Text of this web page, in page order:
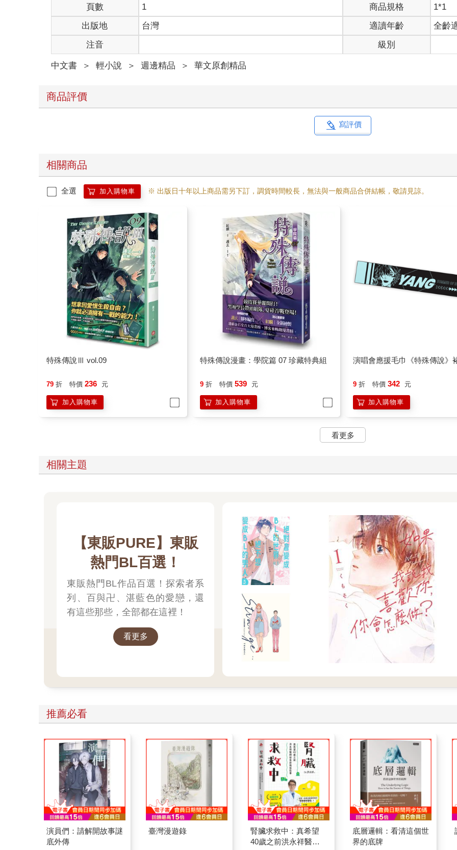
頁數
1 商品規格
1*1
出版地
台灣 適讀年齡
全齡
注音
級別
中文書 ＞ 輕小說 ＞ 週邊精品 ＞ 華文原創精品
商品評價
寫評價
相關商品
全選 加入購物車 ※ 出版日十年以上商品需另下訂，調貨時間較長，無法與一般商品合併結帳，敬請見諒。
特殊傳說Ⅲ vol.09
79 折 特價 236 元
加入購物車
特殊傳說漫畫：學院篇 07 珍藏特典組
9 折 特價 539 元
加入購物車
演唱會應援毛巾《特殊傳說》
9 折 特價 342 元
加入購物車
看更多
相關主題
【東販PURE】東販
熱門BL百選！
東販熱門BL作品百選！探索者系
列、百與卍、湛藍色的愛戀，還
有這些那些，全部都在這裡！
看更多
推薦必看
演員們：請解開故事謎
底外傳
臺灣漫遊錄
腎臟求救中：真希望
40歲之前洪永祥醫師
底層邏輯：看清這個世
界的底牌